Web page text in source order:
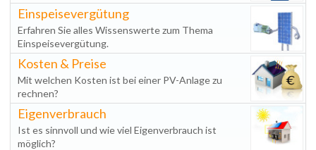
Einspeisevergütung
Erfahren Sie alles Wissenswerte zum Thema
Einspeisevergütung.
Kosten & Preise
Mit welchen Kosten ist bei einer PV-Anlage zu
rechnen?
Eigenverbrauch
Ist es sinnvoll und wie viel Eigenverbrauch ist
möglich?